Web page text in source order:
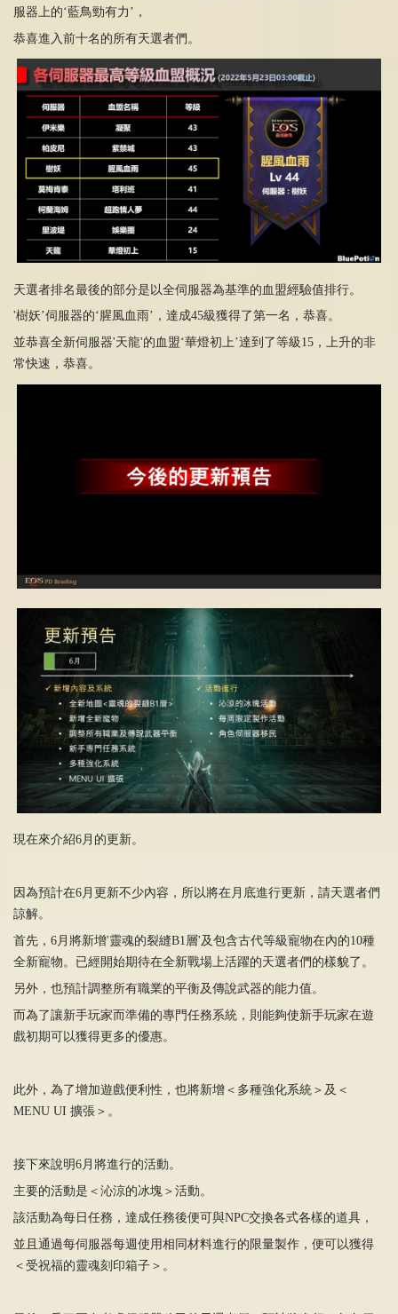
服器上的‘藍鳥勁有力’，
恭喜進入前十名的所有天選者們。
天選者排名最後的部分是以全伺服器為基準的血盟經驗值排行。
'樹妖’伺服器的‘腥風血雨’，達成45級獲得了第一名，恭喜。
並恭喜全新伺服器'天龍'的血盟‘華燈初上’達到了等級15，上升的非
常快速，恭喜。
現在來介紹6月的更新。
因為預計在6月更新不少內容，所以將在月底進行更新，請天選者們
諒解。
首先，6月將新增'靈魂的裂縫B1層'及包含古代等級寵物在內的10種
全新寵物。已經開始期待在全新戰場上活躍的天選者們的樣貌了。
另外，也預計調整所有職業的平衡及傳說武器的能力值。
而為了讓新手玩家而準備的專門任務系統，則能夠使新手玩家在遊
戲初期可以獲得更多的優惠。
此外，為了增加遊戲便利性，也將新增＜多種強化系統＞及＜
MENU UI 擴張＞。
接下來說明6月將進行的活動。
主要的活動是＜沁涼的冰塊＞活動。
該活動為每日任務，達成任務後便可與NPC交換各式各樣的道具，
並且通過每伺服器每週使用相同材料進行的限量製作，便可以獲得
＜受祝福的靈魂刻印箱子＞。